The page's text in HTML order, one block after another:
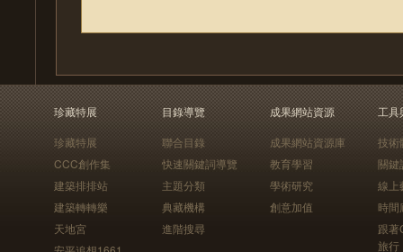
珍藏特展
珍藏特展
CCC創作集
建築排排站
建築轉轉樂
天地宮
目錄導覽
聯合目錄
快速關鍵詞導覽
主題分類
典藏機構
進階搜尋
成果網站資源
成果網站資源庫
教育學習
學術研究
創意加值
工具
技術
關鍵
線上
時間
跟
旅行